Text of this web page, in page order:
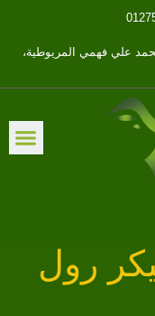
علي فهمي المريوطية،
رول